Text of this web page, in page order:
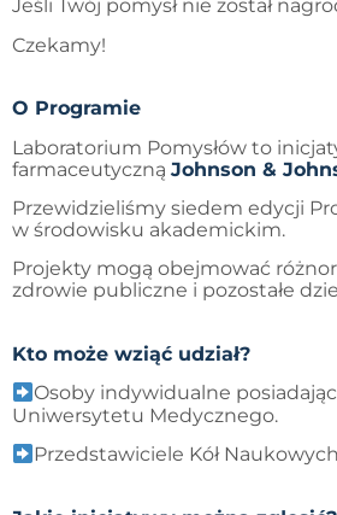
Jeśli Twój pomysł nie został
Czekamy!
O Programie
Laboratorium Pomysłów to
farmaceutyczną Johnson &
Przewidzieliśmy siedem edycji
w środowisku akademickim.
Projekty mogą obejmować
zdrowie publiczne i pozostałe
Kto może wziąć udział?
Osoby indywidualne
Uniwersytetu Medycznego.
Przedstawiciele Kół